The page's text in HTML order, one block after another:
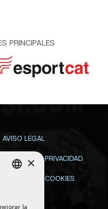
PRINCIPALES
AVISO LEGAL
POLÍTICA DE PRIVACIDAD
POLÍTICA DE COOKIES
×
la